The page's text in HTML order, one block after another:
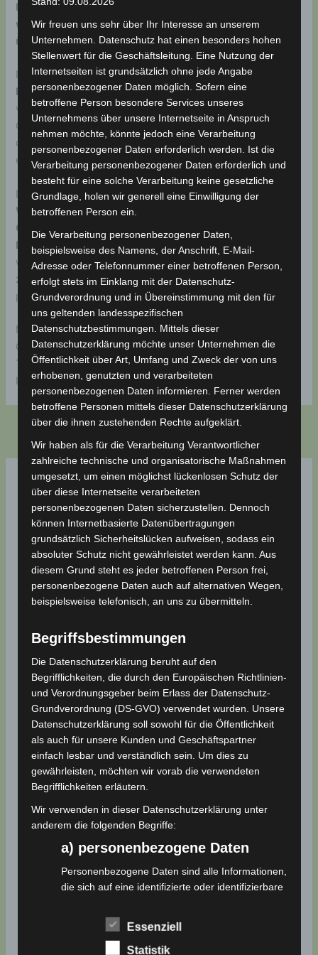
Badbergen e.V., die
wurden vollständig von der Gemeinde Badbergen
übernommen.
Der neue Anschluss stehtallen Bewohnerinnen und
Bewohnern der Alten Volksschulezur Verfügung und
verbessert damit nachhaltig die digitale Infrastruktur im
Gebäude. Gerade für Kommunikation, Information und
digitale Teilhabe ist eine stabile Internetverbindung heute
ein wichtiger Bestandteil des Alltags.
Darüber hinaus stellt der VULB einenöffentlichen
WLAN‑Hotspotbereit. Dieser ist
Gebäude
nutzbar und richtet sich ausdrücklich
Bürgerinnen und Bürger Badbergens . Damit wird ein
weiteres Angebot geschaffen, das den offenen Zugang
zum Internet unterstützt – unabhängig von Alter oder
persönlicher technischer Ausstattung.
Mit diesem Projekt leistet der VULB gemeinsam mit der
Gemeinde Badbergen einen konkreten Beitrag zur digitalen
Teilhabe vor Ort und zur Stärkung des gemeinschaftlichen
Lebens in unserem Dorf.
ZURÜCK
Schreibe einen Kommentar
Deine E-Mail-Adresse wird nicht veröffentlicht.
Erforderliche Felder sind mit* markiert
Hier
eingeben…
Name*
E-
Mail-
Website
Name, E-Mail-Adresse und Website in diesem
Wir freuen uns sehr über Ihr Interesse an unserem
Unternehmen. Datenschutz hat einen besonders hohen
Stellenwert für die Geschäftsleitung. Eine Nutzung der
Internetseiten ist grundsätzlich ohne jede Angabe
personenbezogener Daten möglich. Sofern eine
betroffene Person besondere Services unseres
Unternehmens über unsere Internetseite in Anspruch
nehmen möchte, könnte jedoch eine Verarbeitung
personenbezogener Daten erforderlich werden. Ist die
Verarbeitung personenbezogener Daten erforderlich und
besteht für eine solche Verarbeitung keine gesetzliche
Grundlage, holen wir generell eine Einwilligung der
betroffenen Person ein.
Die Verarbeitung personenbezogener Daten,
beispielsweise des Namens, der Anschrift, E-Mail-
Adresse oder Telefonnummer einer betroffenen Person,
erfolgt stets im Einklang mit der Datenschutz-
Grundverordnung und in Übereinstimmung mit den für
uns geltenden landesspezifischen
Datenschutzbestimmungen. Mittels dieser
Datenschutzerklärung möchte unser Unternehmen die
Öffentlichkeit über Art, Umfang und Zweck der von uns
erhobenen, genutzten und verarbeiteten
personenbezogenen Daten informieren. Ferner werden
betroffene Personen mittels dieser Datenschutzerklärung
über die ihnen zustehenden Rechte aufgeklärt.
Wir haben als für die Verarbeitung Verantwortlicher
zahlreiche technische und organisatorische Maßnahmen
umgesetzt, um einen möglichst lückenlosen Schutz der
über diese Internetseite verarbeiteten
personenbezogenen Daten sicherzustellen. Dennoch
können Internetbasierte Datenübertragungen
grundsätzlich Sicherheitslücken aufweisen, sodass ein
absoluter Schutz nicht gewährleistet werden kann. Aus
diesem Grund steht es jeder betroffenen Person frei,
personenbezogene Daten auch auf alternativen Wegen,
beispielsweise telefonisch, an uns zu übermitteln.
Begriffsbestimmungen
Die Datenschutzerklärung beruht auf den
Begrifflichkeiten, die durch den Europäischen Richtlinien-
und Verordnungsgeber beim Erlass der Datenschutz-
Grundverordnung (DS-GVO) verwendet wurden. Unsere
Datenschutzerklärung soll sowohl für die Öffentlichkeit
als auch für unsere Kunden und Geschäftspartner
einfach lesbar und verständlich sein. Um dies zu
gewährleisten, möchten wir vorab die verwendeten
Begrifflichkeiten erläutern.
Wir verwenden in dieser Datenschutzerklärung unter
anderem die folgenden Begriffe:
a) personenbezogene Daten
Personenbezogene Daten sind alle Informationen,
die sich auf eine identifizierte oder identifizierbare
Person") beziehen. Als identifizierbar wird eine
natürliche Person angesehen, die direkt oder
indirekt, insbesondere mittels Zuordnung zu einer
Essenziell
Statistik